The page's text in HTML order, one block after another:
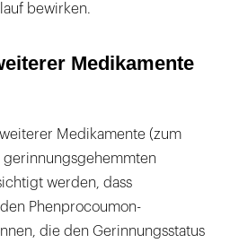
bewirken.
Medikamente
Medikamente (zum
gerinnungsgehemmten
werden, dass
Phenprocoumon-
die den Gerinnungsstatus